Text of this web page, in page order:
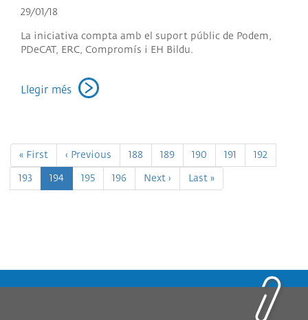
29/01/18
La iniciativa compta amb el suport públic de Podem,
PDeCAT, ERC, Compromís i EH Bildu.
Llegir més
Paginació
Primera
pàgina
« First
Pàgina
anterior
‹ Previous Page
188 Page
189 Page
190 Page
191 Page
192
Page
193
Pàgina
actual
194 Page
195 Page
196
Pàgina
següent
Next ›
Última
pàgina
Last »